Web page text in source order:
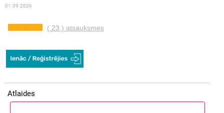
01.09.2026
( 23 ) atsauksmes
Atlaides